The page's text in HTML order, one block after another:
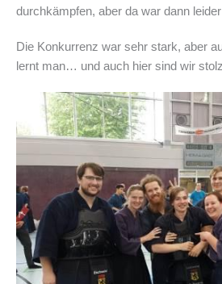
durchkämpfen, aber da war dann
Die Konkurrenz war sehr stark, aber
lernt man… und auch hier sind wir